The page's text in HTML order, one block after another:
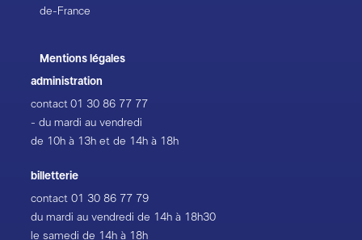
de-France
Mentions légales
administration
contact01 30 86 77 77
- du mardi au vendredi
de 10h à 13h et de 14h à 18h
billetterie
contact01 30 86 77 79
du mardi au vendredi de 14h à 18h30
le samedi de 14h à 18h